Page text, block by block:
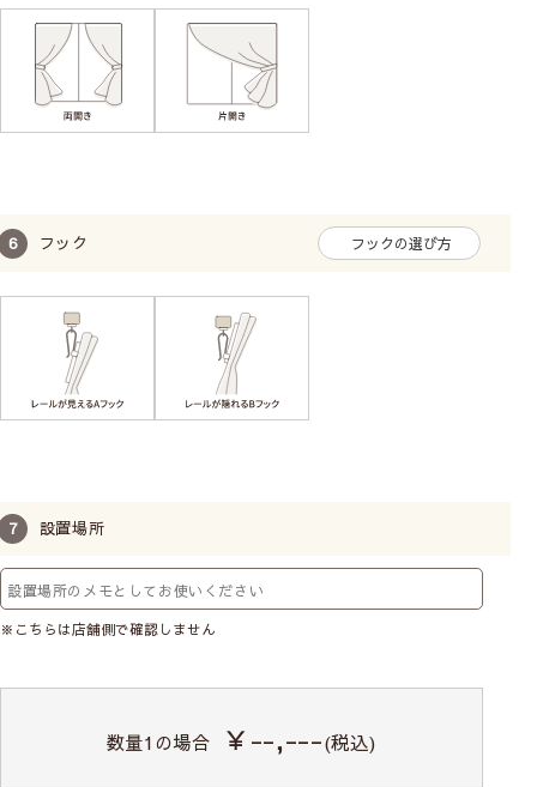
室内外どちらからも透けにくいです
フック フックの選び方
設置場所
※こちらは店舗側で確認しません
数量1の場合 ￥--,---(税込)